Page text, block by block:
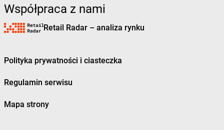
Współpraca z nami
Retail Radar – analiza rynku
Polityka prywatności i ciasteczka
Regulamin serwisu
Mapa strony